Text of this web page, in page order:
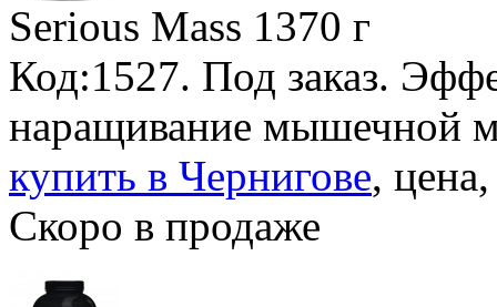
Serious Mass 1370 г
Код:1527. Под заказ.
наращивание мышечной
купить в Чернигове,
Скоро в продаже